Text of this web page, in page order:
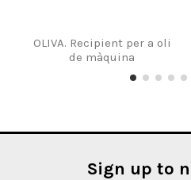
OLIVA. Recipient per a oli
de màquina
Sign up to